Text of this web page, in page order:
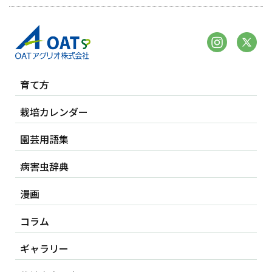
育て方
栽培カレンダー
園芸用語集
病害虫辞典
漫画
コラム
ギャラリー